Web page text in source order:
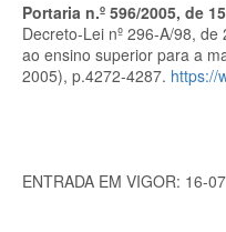
Portaria n.º 596/2005, de
Decreto-Lei nº 296-A/98,
ao ensino superior para a
2005), p.4272-4287. https://
ENTRADA EM VIGOR: 16-